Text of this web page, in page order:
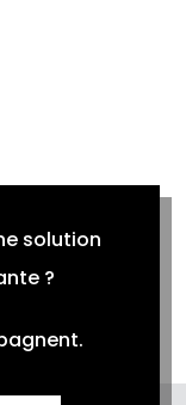
solution
?